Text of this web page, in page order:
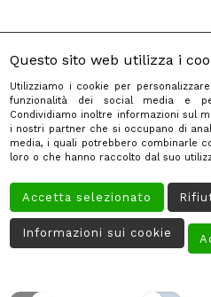
Chi
Servizi
Questo sito web utilizza i
Utilizziamo i cookie per
funzionalità dei social media e
Condividiamo inoltre informazioni sul
i nostri partner che si occupano di
media, i quali potrebbero combinarle
loro o che hanno raccolto dal suo
Accetta selezionato
Informazioni sui cookie